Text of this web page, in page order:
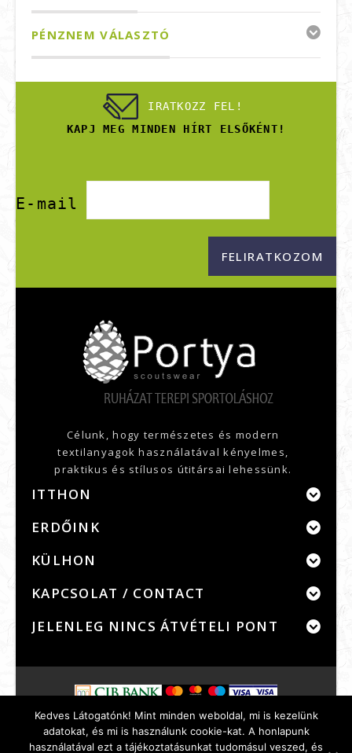
PÉNZNEM VÁLASZTÓ
IRATKOZZ FEL!
KAPJ MEG MINDEN HÍRT ELSŐKÉNT!
E-mail
Célunk, hogy természetes és modern
textilanyagok használatával kényelmes,
praktikus és stílusos útitársai lehessünk.
ITTHON
ERDŐINK
KÜLHON
KAPCSOLAT / CONTACT
JELENLEG NINCS ÁTVÉTELI PONT
Szerződési feltételek
Adatvédelem
Bankkártyás fizetés
GYIK WebInfo
Rólunk
Kedves Látogatónk! Mint minden weboldal, mi is kezelünk
adatokat, és mi is használunk cookie-kat. A honlapunk
használatával ezt a tájékoztatásunkat tudomásul veszed, és